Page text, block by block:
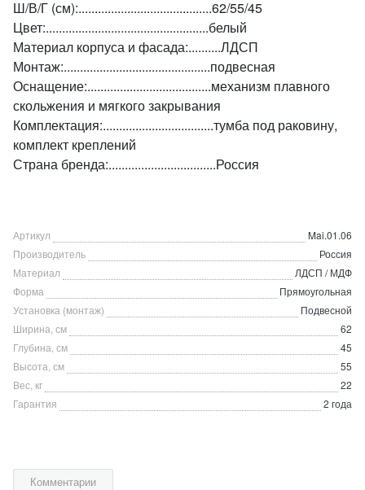
Ш/В/Г (см):.........................................62/55/45
Цвет:..................................................белый
Материал корпуса и фасада:..........ЛДСП
Монтаж:.............................................подвесная
Оснащение:......................................механизм плавного
скольжения и мягкого закрывания
Комплектация:..................................тумба под раковину,
комплект креплений
Страна бренда:.................................Россия
Артикул
Mai.01.06
Производитель
Россия
Материал
ЛДСП / МДФ
Форма
Прямоугольная
Установка (монтаж)
Подвесной
Ширина, см
62
Глубина, см
45
Высота, см
55
Вес, кг
22
Гарантия
2 года
Комментарии